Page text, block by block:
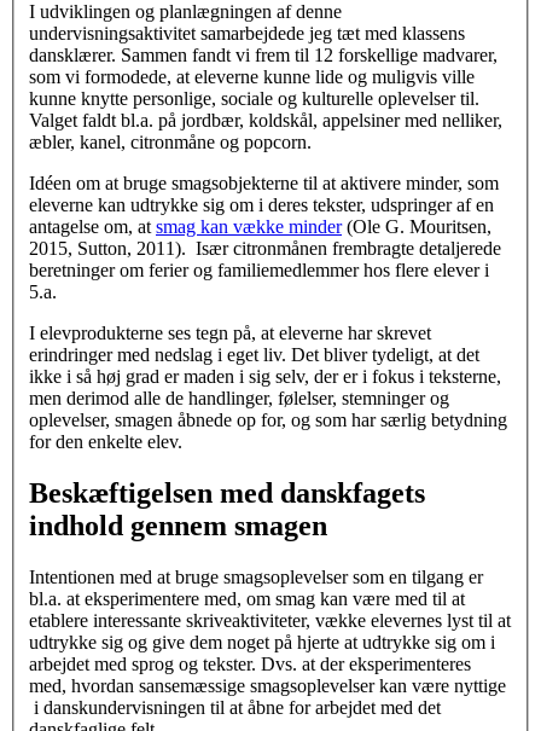
I udviklingen og planlægningen af denne
undervisningsaktivitet samarbejdede jeg tæt med klassens
dansklærer. Sammen fandt vi frem til 12 forskellige madvarer,
som vi formodede, at eleverne kunne lide og muligvis ville
kunne knytte personlige, sociale og kulturelle oplevelser til.
Valget faldt bl.a. på jordbær, koldskål, appelsiner med nelliker,
æbler, kanel, citronmåne og popcorn.
Idéen om at bruge smagsobjekterne til at aktivere minder, som
eleverne kan udtrykke sig om i deres tekster, udspringer af en
antagelse om, at smag kan vække minder(Ole G. Mouritsen,
2015, Sutton, 2011). Især citronmånen frembragte detaljerede
beretninger om ferier og familiemedlemmer hos flere elever i
5.a.
I elevprodukterne ses tegn på, at eleverne har skrevet
erindringer med nedslag i eget liv. Det bliver tydeligt, at det
ikke i så høj grad er maden i sig selv, der er i fokus i teksterne,
men derimod alle de handlinger, følelser, stemninger og
oplevelser, smagen åbnede op for, og som har særlig betydning
for den enkelte elev.
Beskæftigelsen med danskfagets
indhold gennem smagen
Intentionen med at bruge smagsoplevelser som en tilgang er
bl.a. at eksperimentere med, om smag kan være med til at
etablere interessante skriveaktiviteter, vække elevernes lyst til at
udtrykke sig og give dem noget på hjerte at udtrykke sig om i
arbejdet med sprog og tekster. Dvs. at der eksperimenteres
med, hvordan sansemæssige smagsoplevelser kan være nyttige
i danskundervisningen til at åbne for arbejdet med det